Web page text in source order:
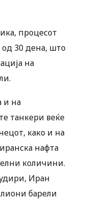
процесот
од 30 дена, што
на
и на
танкери веќе
како и на
нафта
количини.
Иран
барели